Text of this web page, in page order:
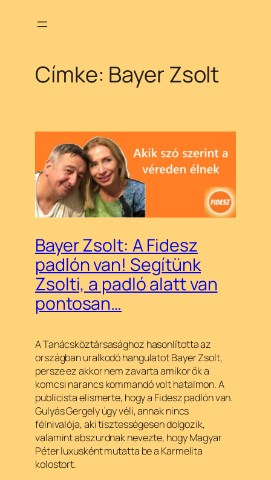
Címke: Bayer Zsolt
Bayer Zsolt: A Fidesz
padlón van! Segítünk
Zsolti, a padló alatt van
pontosan…
A Tanácsköztársasághoz hasonlította az
országban uralkodó hangulatot Bayer Zsolt,
persze ez akkor nem zavarta amikor ők a
komcsi narancs kommandó volt hatalmon. A
publicista elismerte, hogy a Fidesz padlón van.
Gulyás Gergely úgy véli, annak nincs
félnivalója, aki tisztességesen dolgozik,
valamint abszurdnak nevezte, hogy Magyar
Péter luxusként mutatta be a Karmelita
kolostort.